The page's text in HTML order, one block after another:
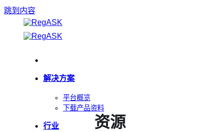
跳到内容
解决方案
平台概览
下载产品资料
行业 资源